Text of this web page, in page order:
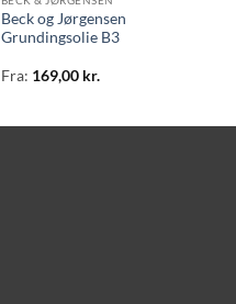
Beck og Jørgensen
Grundingsolie B3
Fra: 169,00 kr.